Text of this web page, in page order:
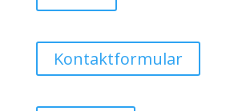
Kontaktformular